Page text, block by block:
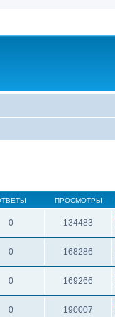
ПРОСМОТРЫ
0 134483
0 168286
0 169266
0 190007